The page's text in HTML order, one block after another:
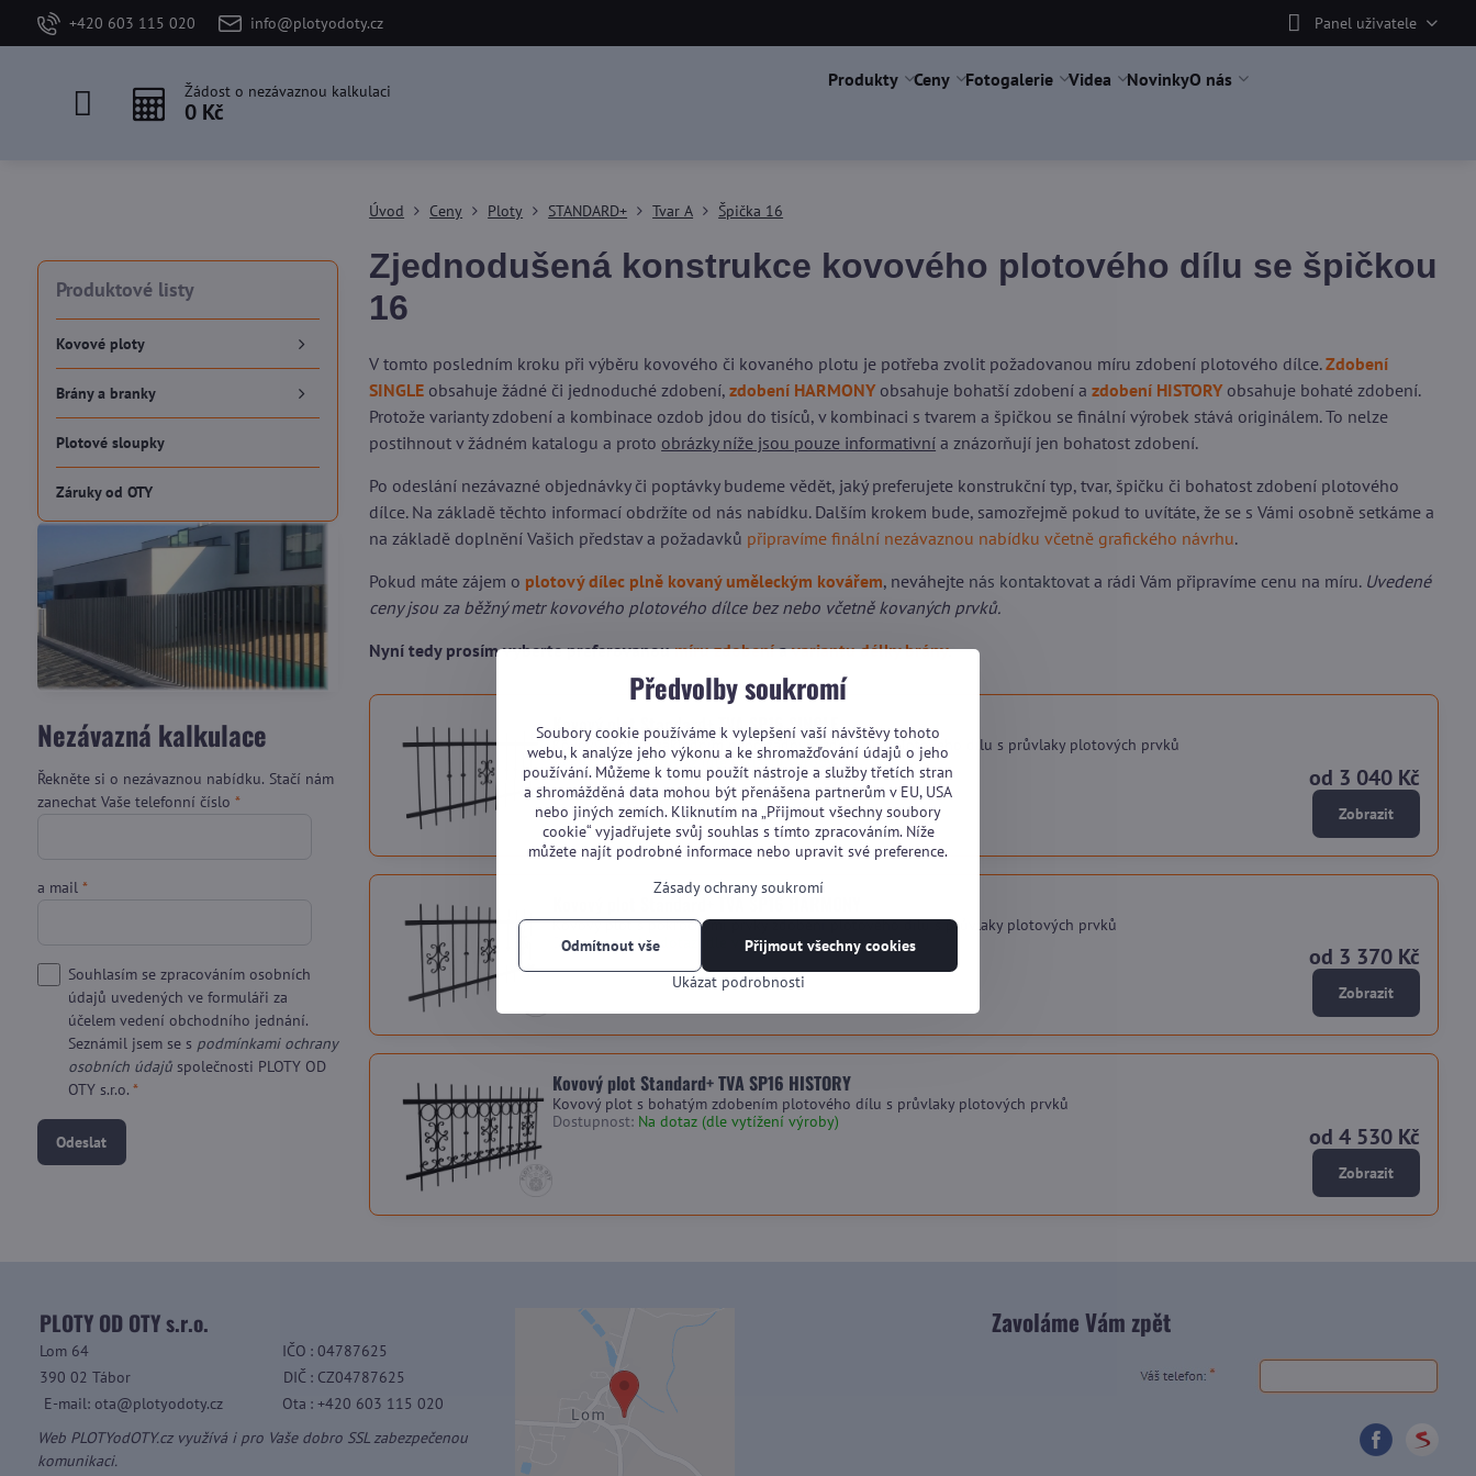
+420 603 115 020 info@plotyodoty.cz Panel uživatele
Žádost o nezávaznou kalkulaci
0 Kč
Produkty Ceny Fotogalerie Videa NovinkyO nás
Úvod Ceny Ploty STANDARD+ Tvar A Špička 16
Zjednodušená konstrukce kovového plotového dílu se špičkou
16
V tomto posledním kroku při výběru kovového či kovaného plotu je potřeba zvolit požadovanou míru zdobení plotového dílce.Zdobení
SINGLE obsahuje žádné či jednoduché zdobení,zdobení HARMONYobsahuje bohatší zdobení a zdobení HISTORYobsahuje bohaté zdobení.
Protože varianty zdobení a kombinace ozdob jdou do tisíců, v kombinaci s tvarem a špičkou se finální výrobek stává originálem. To nelze
postihnout v žádném katalogu a proto obrázky níže jsou pouze informativní a znázorňují jen bohatost zdobení.
Po odeslání nezávazné objednávky či poptávky budeme vědět, jaký preferujete konstrukční typ, tvar, špičku či bohatost zdobení plotového
dílce. Na základě těchto informací obdržíte od nás nabídku. Dalším krokem bude, samozřejmě pokud to uvítáte, že se s Vámi osobně setkáme a
na základě doplnění Vašich představ a požadavků připravíme finální nezávaznou nabídku včetně grafického návrhu.
Pokud máte zájem o plotový dílec plně kovaný uměleckým kovářem, neváhejte nás kontaktovat a rádi Vám připravíme cenu na míru. Uvedené
ceny jsou za běžný metr kovového plotového dílce bez nebo včetně kovaných prvků.
Nyní tedy prosím vyberte preferovanoumíru zdobeníavariantu délky brány.
Kovový plot Standard+ TVA SP16 SINGLE
Kovový plot se základním nebo žádným zdobením plotového dílu s průvlaky plotových prvků
Dostupnost: Na dotaz (dle vytížení výroby)
od 3 040 Kč
Zobrazit
Kovový plot Standard+ TVA SP16 HARMONY
Kovový plot s pokročilými prvky zdobení plotového dílu s průvlaky plotových prvků
Dostupnost: Na dotaz (dle vytížení výroby)
od 3 370 Kč
Zobrazit
Kovový plot Standard+ TVA SP16 HISTORY
Kovový plot s bohatým zdobením plotového dílu s průvlaky plotových prvků
Dostupnost: Na dotaz (dle vytížení výroby)
od 4 530 Kč
Zobrazit
Produktové listy
Kovové ploty
Brány a branky
Plotové sloupky
Záruky od OTY
Nezávazná kalkulace
Řekněte si o nezávaznou nabídku. Stačí nám
zanechat Vaše telefonní číslo *
a mail *
Souhlasím se zpracováním osobních
údajů uvedených ve formuláři za
účelem vedení obchodního jednání.
Seznámil jsem se s podmínkami ochrany
osobních údajů společnosti PLOTY OD
OTY s.r.o. *
Odeslat
PLOTY OD OTY s.r.o.
Lom 64 IČO : 04787625
390 02 Tábor
DIČ : CZ04787625
E-mail: ota@plotyodoty.cz
Ota : +420 603 115 020
Web PLOTYodOTY.cz využívá i pro Vaše dobro SSL zabezpečenou
komunikaci.
Zavoláme Vám zpět
Předvolby soukromí
Soubory cookie používáme k vylepšení vaší návštěvy tohoto
webu, k analýze jeho výkonu a ke shromažďování údajů o jeho
používání. Můžeme k tomu použít nástroje a služby třetích stran
a shromážděná data mohou být přenášena partnerům v EU, USA
nebo jiných zemích. Kliknutím na „Přijmout všechny soubory
cookie“ vyjadřujete svůj souhlas s tímto zpracováním. Níže
můžete najít podrobné informace nebo upravit své preference.
Zásady ochrany soukromí
Ukázat podrobnosti
Přijmout všechny cookies
Odmítnout vše